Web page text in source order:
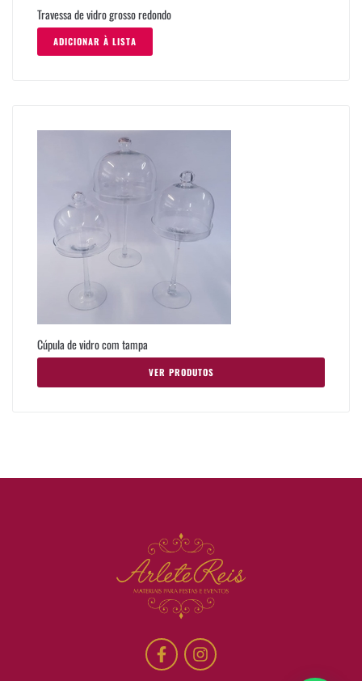
Travessa de vidro grosso redondo
ADICIONAR À LISTA
Cúpula de vidro com tampa
VER PRODUTOS